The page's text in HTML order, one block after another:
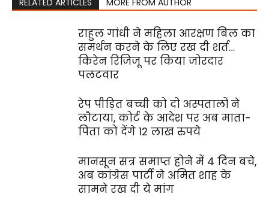
RELATED ARTICLES MORE FROM AUTHOR
राहुल गांधी ने महिला आरक्षण बिल का
समर्थन करने के लिए रख दी शर्त…
किरेन रिजिजू पर किया जोरदार
पलटवार
रेप पीड़ित बच्ची को दो अस्पतालों ने
लौटाया, कोर्ट के आदेश पर अब माता-
पिता को देंगे 12 लाख रुपये
मानसून सत्र समाप्त होने में 4 दिन बचे,
अब कांग्रेस पार्टी ने अमित शाह के
सामने रख दी ये मांग